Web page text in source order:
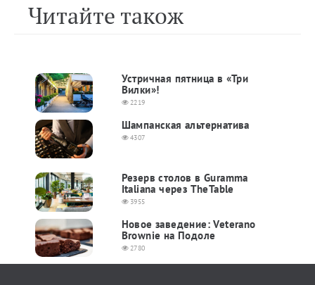
Читайте також
Устричная пятница в «Три
Вилки»!
2219
Шампанская альтернатива
4307
Резерв столов в Guramma
Italiana через TheTable
3955
Новое заведение: Veterano
Brownie на Подоле
2780